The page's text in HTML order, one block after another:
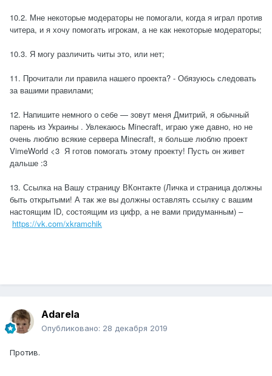
10.2. Мне некоторые модераторы не помогали, когда я играл против
читера, и я хочу помогать игрокам, а не как некоторые модераторы;
10.3. Я могу различить читы это, или нет;
11. Прочитали ли правила нашего проекта? - Обязуюсь следовать
за вашими правилами;
12. Напишите немного о себе — зовут меня Дмитрий, я обычный
парень из Украины . Увлекаюсь Minecraft, играю уже давно, но не
очень люблю всякие сервера Minecraft, я больше люблю проект
VimeWorld <3 Я готов помогать этому проекту! Пусть он живет
дальше :3
13. Ссылка на Вашу страницу ВКонтакте (Личка и страница должны
быть открытыми! А так же вы должны оставлять ссылку с вашим
настоящим ID, состоящим из цифр, а не вами придуманным) –
https://vk.com/xkramchik
Adarela
Опубликовано: 28 декабря 2019
Против.